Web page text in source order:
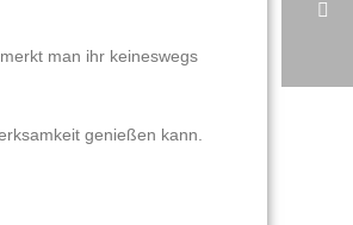
man ihr keineswegs
genießen kann.